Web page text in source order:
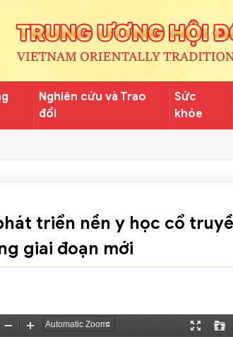
Nghiên cứu và Trao
đổi
Sức
khỏe
triển nền y học cổ
giai đoạn mới